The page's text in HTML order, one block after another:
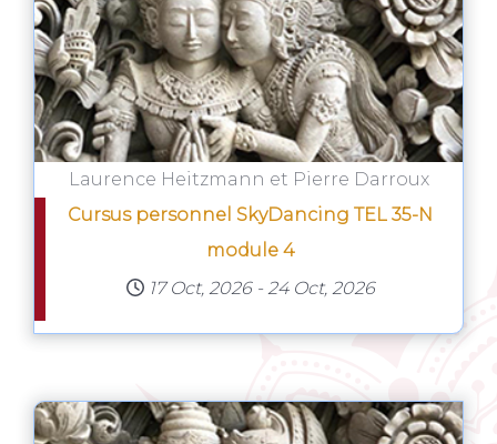
Laurence Heitzmann et Pierre Darroux
Cursus personnel SkyDancing TEL 35-N
module 4
17 Oct, 2026 - 24 Oct, 2026